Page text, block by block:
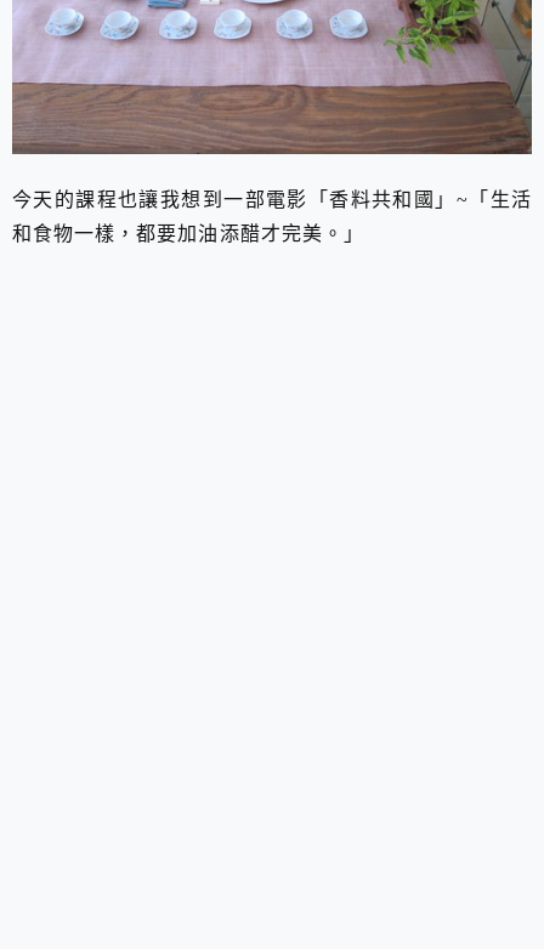
今天的課程也讓我想到一部電影「香料共和國」~「 生活
和食物一樣，都要加油添醋才完美。」